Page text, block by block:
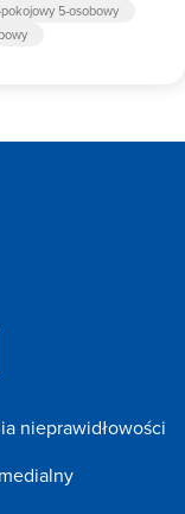
5-osobowy
nieprawidłowości